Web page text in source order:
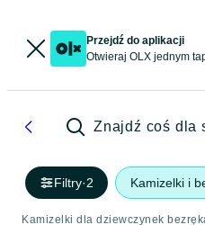
Przejdź do aplikacji
Otwieraj OLX jednym
Znajdź coś dla
Filtry·2 Kamizelki i
Kamizelki dla dziewczynek